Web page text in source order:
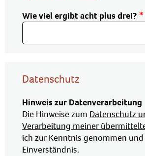
Wie viel ergibt acht plus drei?
Datenschutz
Hinweis zur Datenverarbeitung
Die Hinweise zum Datenschutz
Verarbeitung meiner
ich zur Kenntnis genommen
Einverständnis.